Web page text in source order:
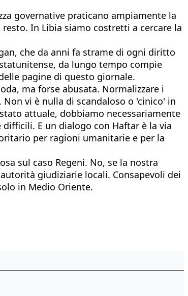
governative praticano ampiamente la
In Libia siamo costretti a cercare la
che da anni fa strame di ogni diritto
da lungo tempo compie
pagine di questo giornale.
ma forse abusata. Normalizzare i
vi è nulla di scandaloso o 'cinico' in
attuale, dobbiamo necessariamente
E un dialogo con Haftar è la via
per ragioni umanitarie e per la
sul caso Regeni. No, se la nostra
giudiziarie locali. Consapevoli dei
in Medio Oriente.